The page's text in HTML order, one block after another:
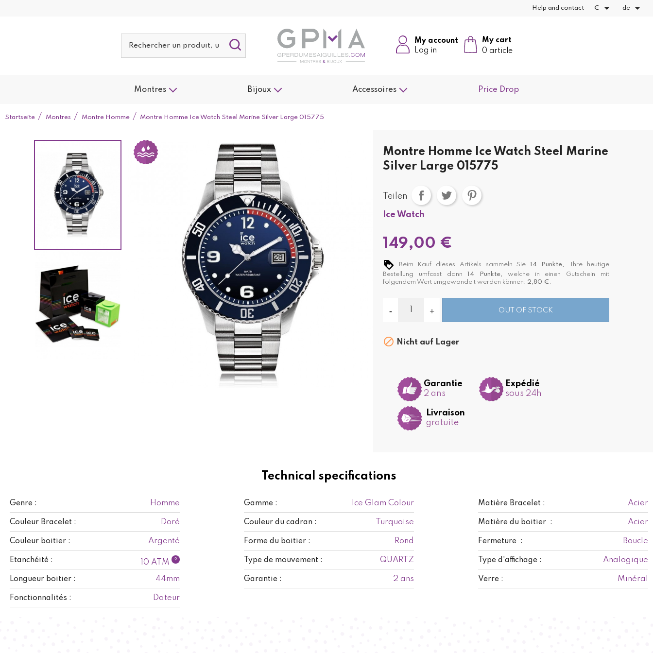
Help and contact €  de 
My cart
0 article
My account
Log in
Montres Bijoux Accessoires Price Drop
Startseite Montres Montre Homme Montre Homme Ice Watch Steel Marine Silver Large 015775
Technical specifications
Genre : Homme Gamme : Ice Glam Colour Matière Bracelet : Acier
Couleur Bracelet : Doré Couleur du cadran : Turquoise Matière du boitier : Acier
Couleur boitier : Argenté Forme du boitier : Rond Fermeture : Boucle
Etanchéité : 10 ATM ? Type de mouvement : QUARTZ Type d'affichage : Analogique
Longueur boitier : 44mm Garantie : 2 ans Verre : Minéral
Fonctionnalités : Dateur
Montre Homme Ice Watch Steel Marine
Silver Large 015775
Teilen
Ice Watch
149,00 €
Beim Kauf dieses Artikels sammeln Sie 14 Punkte, . Ihre heutige
Bestellung umfasst dann14 Punkte, welche in einen Gutschein mit
folgendem Wert umgewandelt werden können: 2,80 € .
OUT OF STOCK
 Nicht auf Lager
Garantie
2 ans
Expédié
sous 24h
Livraison
gratuite